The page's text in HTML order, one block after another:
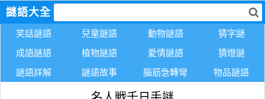
謎語大全
笑話謎語 兒童謎語 動物謎語
猜字謎
成語謎語
植物謎語 愛情謎語
猜燈謎
謎語詳解
謎語故事 腦筋急轉彎 物品謎語